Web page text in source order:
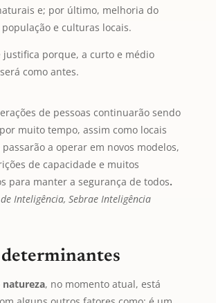
e; por último, melhoria do
e culturas locais.
justifica porque, a curto e médio
como antes.
de pessoas continuarão sendo
muito tempo, assim como locais
a operar em novos modelos,
de capacidade e muitos
para manter a segurança de todos.
Inteligência, Sebrae Inteligência
, no momento atual, está